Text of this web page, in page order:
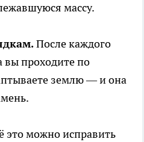
массу.
После каждого
проходите по
землю — и она
это можно исправить